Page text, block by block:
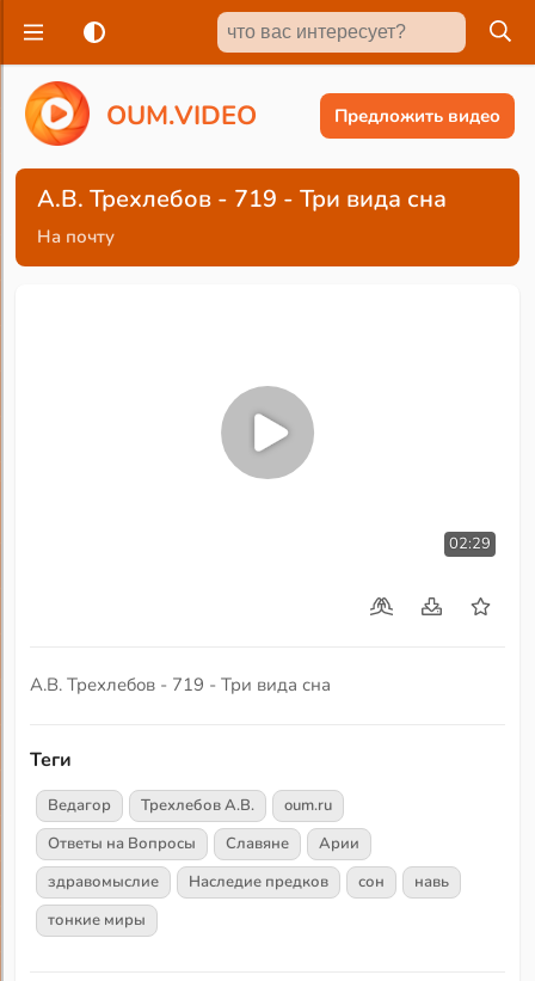
OUM.VIDEO Предложить видео
А.В. Трехлебов - 719 - Три вида сна
На почту
02:29
А.В. Трехлебов - 719 - Три вида сна
Теги
Ведагор Трехлебов А.В.
oum.ru
Ответы на Вопросы
Славяне
Арии
здравомыслие
Наследие предков сон
навь
тонкие миры